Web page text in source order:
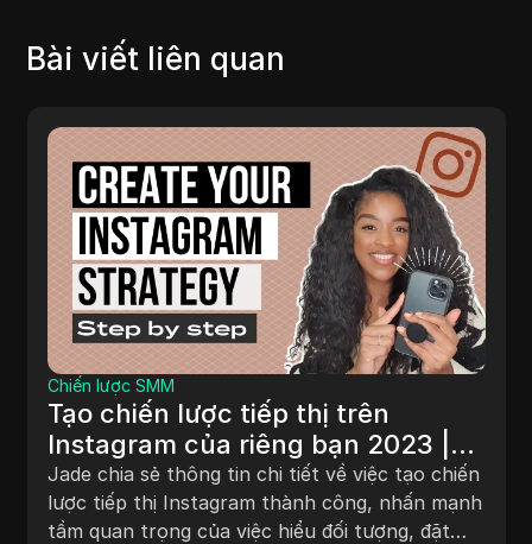
Bài viết liên quan
Chiến lược SMM
Tạo chiến lược tiếp thị trên
Instagram của riêng bạn 2023 |
Mẹo tiếp thị trên Instagram dành
cho doanh nghiệp nhỏ
Jade chia sẻ thông tin chi tiết về việc tạo chiến
lược tiếp thị Instagram thành công, nhấn mạnh
tầm quan trọng của việc hiểu đối tượng, đặt